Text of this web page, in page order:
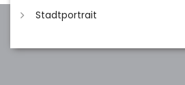
Stadtportrait